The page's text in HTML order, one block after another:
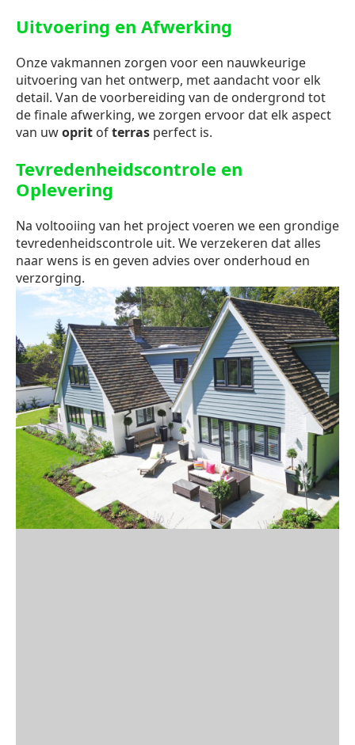
Uitvoering en Afwerking
Onze vakmannen zorgen voor een nauwkeurige
uitvoering van het ontwerp, met aandacht voor elk
detail. Van de voorbereiding van de ondergrond tot
de finale afwerking, we zorgen ervoor dat elk aspect
van uwoprit ofterras perfect is.
Tevredenheidscontrole en
Oplevering
Na voltooiing van het project voeren we een grondige
tevredenheidscontrole uit. We verzekeren dat alles
naar wens is en geven advies over onderhoud en
verzorging.